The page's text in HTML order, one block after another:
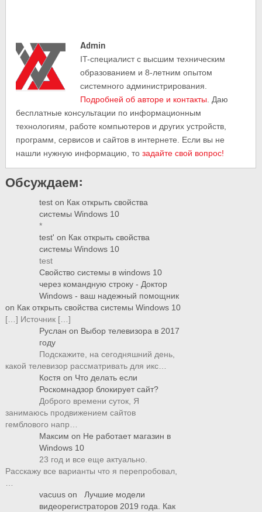
Admin
IT-cпециалист с высшим техническим
образованием и 8-летним опытом
системного администрирования.
Подробней об авторе и контакты . Даю
бесплатные консультации по информационным
технологиям, работе компьютеров и других устройств,
программ, сервисов и сайтов в интернете. Если вы не
нашли нужную информацию, тозадайте свой вопрос!
Обсуждаем:
test on Как открыть свойства
системы Windows 10
*
test' on Как открыть свойства
системы Windows 10
test
Свойство системы в windows 10
через командную строку - Доктор
Windows - ваш надежный помощник
on Как открыть свойства системы Windows 10
[…] Источник […]
Руслан on Выбор телевизора в 2017
году
Подскажите, на сегодняшний день,
какой телевизор рассматривать для икс…
Костя on Что делать если
Роскомнадзор блокирует сайт?
Доброго времени суток, Я
занимаюсь продвижением сайтов
гемблового напр…
Максим on Не работает магазин в
Windows 10
23 год и все еще актуально.
Расскажу все варианты что я перепробовал,
vacuus on
Лучшие модели
видеорегистраторов 2019 года. Как